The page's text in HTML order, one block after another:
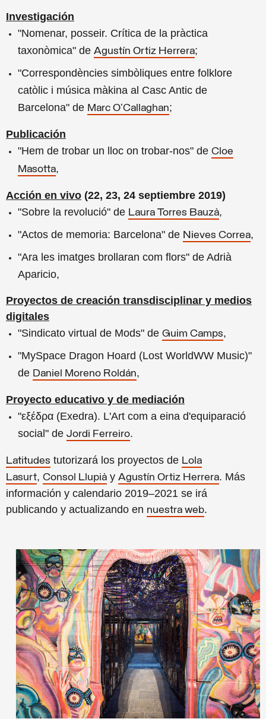
Investigación
"Nomenar, posseir. Crítica de la pràctica
taxonòmica" de Agustín Ortiz Herrera;
"Correspondències simbòliques entre folklore
catòlic i música màkina al Casc Antic de
Barcelona" de Marc O'Callaghan;
Publicación
"Hem de trobar un lloc on trobar-nos" de Cloe
Masotta,
Acción en vivo (22, 23, 24 septiembre 2019)
"Sobre la revolució" de Laura Torres Bauzà,
"Actos de memoria: Barcelona" de Nieves Correa,
"Ara les imatges brollaran com flors" de Adrià
Aparicio,
Proyectos de creación transdisciplinar y medios
digitales
"Sindicato virtual de Mods" de Guim Camps,
"MySpace Dragon Hoard (Lost WorldWW Music)"
de Daniel Moreno Roldán,
Proyecto educativo y de mediación
"εξέδρα (Exedra). L'Art com a eina d'equiparació
social" de Jordi Ferreiro.
Latitudes tutorizará los proyectos de Lola
Lasurt, Consol Llupià y Agustín Ortiz Herrera. Más
información y calendario 2019–2021 se irá
publicando y actualizando en nuestra web.